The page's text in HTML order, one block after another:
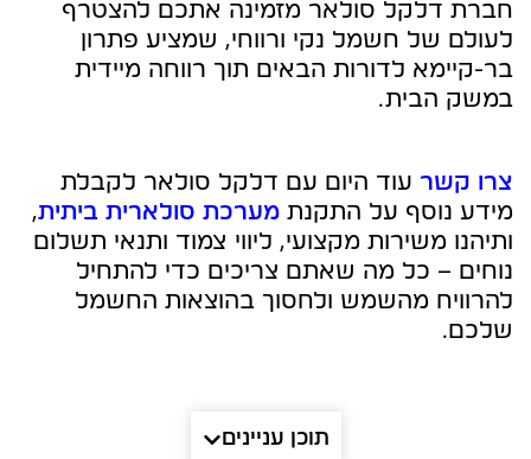
חברת דלקל סולאר מזמינה אתכם להצטרף
לעולם של חשמל נקי ורווחי, שמציע פתרון
בר-קיימא לדורות הבאים תוך רווחה מיידית
במשק הבית.
צרו קשר עוד היום עם דלקל סולאר לקבלת
מידע נוסף על התקנת מערכת סולארית ביתית,
ותיהנו משירות מקצועי, ליווי צמוד ותנאי תשלום
נוחים – כל מה שאתם צריכים כדי להתחיל
להרוויח מהשמש ולחסוך בהוצאות החשמל
שלכם.
תוכן עניינים